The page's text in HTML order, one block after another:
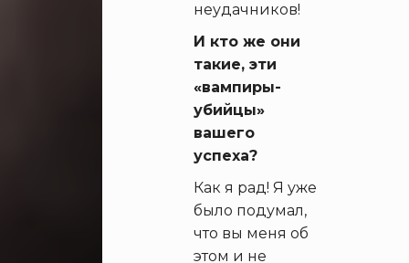
неудачников!
И кто же они
такие, эти
«вампиры-
убийцы»
вашего
успеха?
Как я рад! Я уже
было подумал,
что вы меня об
этом и не